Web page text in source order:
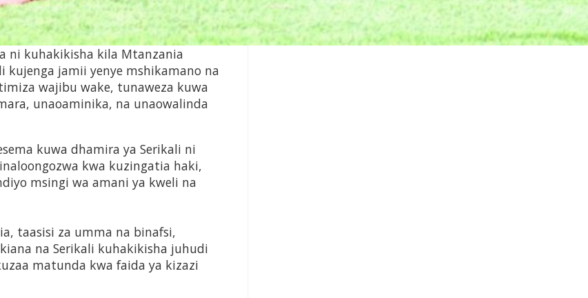
ni kuhakikisha kila Mtanzania
jamii yenye mshikamano na
wajibu wake, tunaweza kuwa
unaoaminika, na unaowalinda
kuwa dhamira ya Serikali ni
kwa kuzingatia haki,
msingi wa amani ya kweli na
taasisi za umma na binafsi,
na Serikali kuhakikisha juhudi
matunda kwa faida ya kizazi